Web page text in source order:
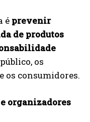
é prevenir
de produtos
os
os consumidores.
organizadores